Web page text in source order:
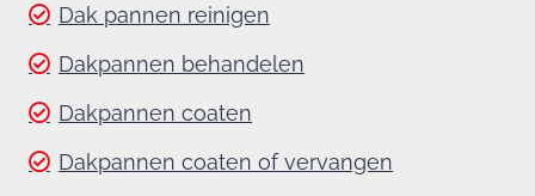
Dak pannen reinigen
Dakpannen behandelen
Dakpannen coaten
Dakpannen coaten of vervangen